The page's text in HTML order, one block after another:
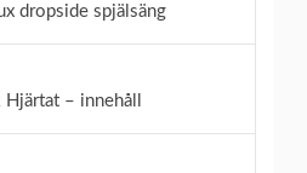
dropside spjälsäng
– innehåll